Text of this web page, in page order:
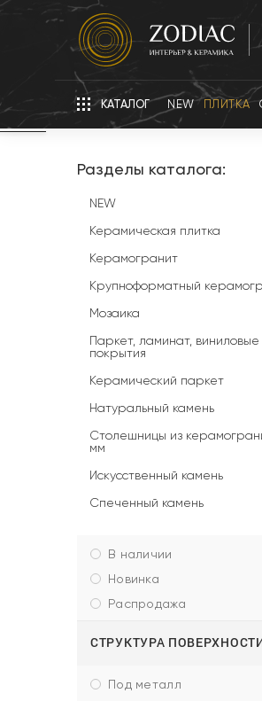
КАТАЛОГ NEW ПЛИТКА
Разделы каталога:
NEW
Керамическая плитка
Керамогранит
Крупноформатный
Мозаика
Паркет, ламинат, виниловые
покрытия
Керамический паркет
Натуральный камень
Столешницы из
мм
Искусственный камень
Спеченный камень
в наличии
новинка
распродажа
СТРУКТУРА
под металл